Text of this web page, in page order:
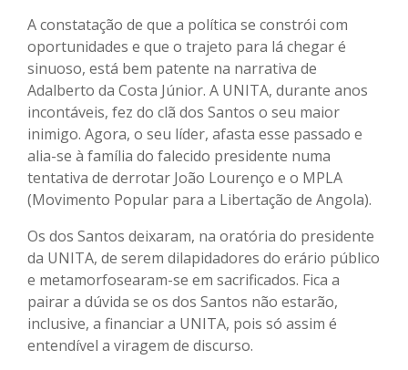
A constatação de que a política se constrói com
oportunidades e que o trajeto para lá chegar é
sinuoso, está bem patente na narrativa de
Adalberto da Costa Júnior. A UNITA, durante anos
incontáveis, fez do clã dos Santos o seu maior
inimigo. Agora, o seu líder, afasta esse passado e
alia-se à família do falecido presidente numa
tentativa de derrotar João Lourenço e o MPLA
(Movimento Popular para a Libertação de Angola).
Os dos Santos deixaram, na oratória do presidente
da UNITA, de serem dilapidadores do erário público
e metamorfosearam-se em sacrificados. Fica a
pairar a dúvida se os dos Santos não estarão,
inclusive, a financiar a UNITA, pois só assim é
entendível a viragem de discurso.